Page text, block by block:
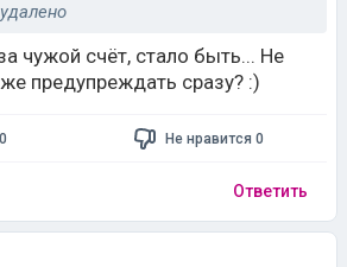
чужой счёт, стало быть... Не
предупреждать сразу? :)
Не нравится 0
Ответить